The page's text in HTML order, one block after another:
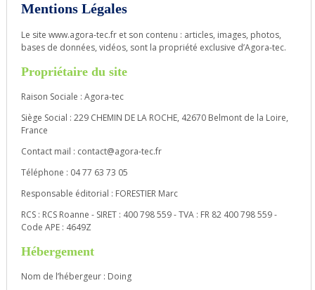
Mentions Légales
Le site www.agora-tec.fr et son contenu : articles, images, photos,
bases de données, vidéos, sont la propriété exclusive d’Agora-tec.
Propriétaire du site
Raison Sociale : Agora-tec
Siège Social : 229 CHEMIN DE LA ROCHE, 42670 Belmont de la Loire,
France
Contact mail : contact@agora-tec.fr
Téléphone : 04 77 63 73 05
Responsable éditorial : FORESTIER Marc
RCS : RCS Roanne - SIRET : 400 798 559 - TVA : FR 82 400 798 559 -
Code APE : 4649Z
Hébergement
Nom de l’hébergeur : Doing